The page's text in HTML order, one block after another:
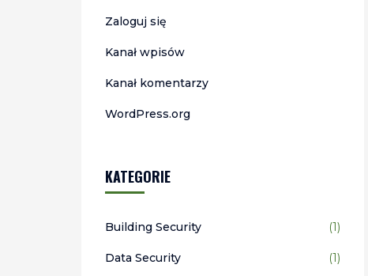
Zaloguj się
Kanał wpisów
Kanał komentarzy
WordPress.org
KATEGORIE
Building Security (1)
Data Security (1)